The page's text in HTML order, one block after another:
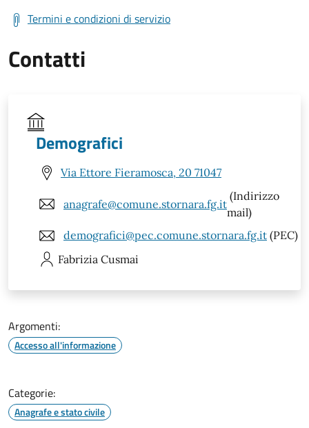
Termini e condizioni di servizio
Contatti
Demografici
Via Ettore Fieramosca, 20 71047
anagrafe@comune.stornara.fg.it
(Indirizzo
mail)
demografici@pec.comune.stornara.fg.it (PEC)
Fabrizia Cusmai
Argomenti:
Accesso all'informazione
Categorie:
Anagrafe e stato civile